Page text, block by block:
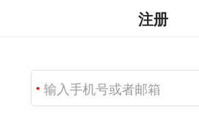
注册